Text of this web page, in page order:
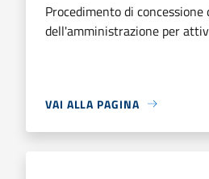
Procedimento di
dell'amministrazione per
VAI ALLA PAGINA